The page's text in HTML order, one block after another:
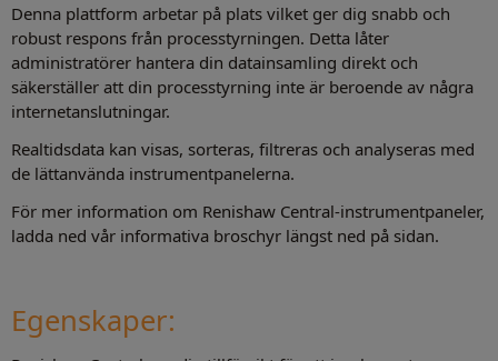
Denna plattform arbetar på plats vilket ger dig snabb och
robust respons från processtyrningen. Detta låter
administratörer hantera din datainsamling direkt och
säkerställer att din processtyrning inte är beroende av några
internetanslutningar.
Realtidsdata kan visas, sorteras, filtreras och analyseras med
de lättanvända instrumentpanelerna.
För mer information om Renishaw Central-instrumentpaneler,
ladda ned vår informativa broschyr längst ned på sidan.
Egenskaper: